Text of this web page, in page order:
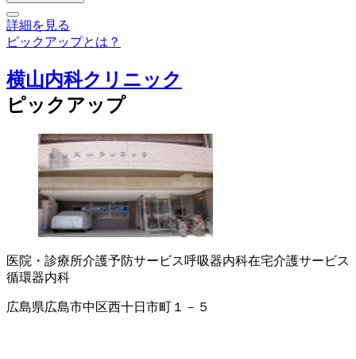
詳細を見る
ピックアップとは？
横山内科クリニック
ピックアップ
医院・診療所介護予防サービス呼吸器内科在宅介護サービス
循環器内科
広島県広島市中区西十日市町１－５